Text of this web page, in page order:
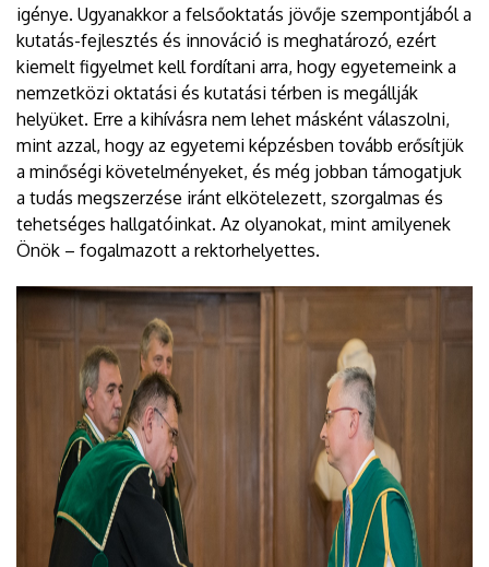
igénye. Ugyanakkor a felsőoktatás jövője szempontjából a
kutatás-fejlesztés és innováció is meghatározó, ezért
kiemelt figyelmet kell fordítani arra, hogy egyetemeink a
nemzetközi oktatási és kutatási térben is megállják
helyüket. Erre a kihívásra nem lehet másként válaszolni,
mint azzal, hogy az egyetemi képzésben tovább erősítjük
a minőségi követelményeket, és még jobban támogatjuk
a tudás megszerzése iránt elkötelezett, szorgalmas és
tehetséges hallgatóinkat. Az olyanokat, mint amilyenek
Önök – fogalmazott a rektorhelyettes.